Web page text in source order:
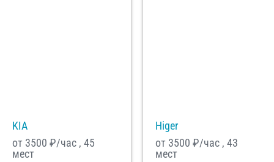
KIA
от 3500 ₽/час , 45
мест
Higer
от 3500 ₽/час , 43
мест